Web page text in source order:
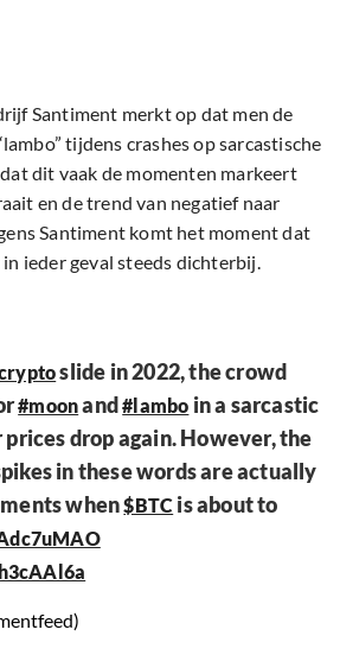
Santiment merkt op dat men de
tijdens crashes op sarcastische
dit vaak de momenten markeert
en de trend van negatief naar
Santiment komt het moment dat
ieder geval steeds dichterbij.
slide in 2022, the crowd
#moonand#lambo in a sarcastic
drop again. However, the
in these words are actually
when$BTC is about to